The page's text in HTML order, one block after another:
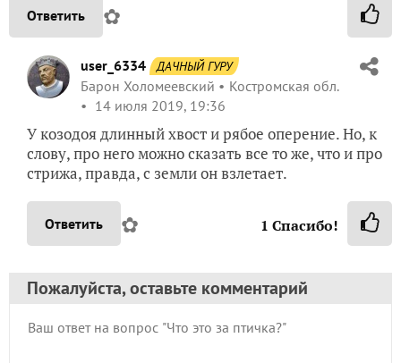
Ответить ✿
user_6334 ДАЧНЫЙ ГУРУ
Барон Холомеевский
Костромская обл.
14 июля 2019, 19:36
У козодоя длинный хвост и рябое оперение. Но, к
слову, про него можно сказать все то же, что и про
стрижа, правда, с земли он взлетает.
Ответить ✿ 1 Спасибо!
Пожалуйста, оставьте комментарий